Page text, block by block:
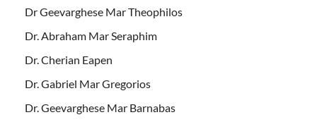
Dr Geevarghese Mar Theophilos
Dr. Abraham Mar Seraphim
Dr. Cherian Eapen
Dr. Gabriel Mar Gregorios
Dr. Geevarghese Mar Barnabas